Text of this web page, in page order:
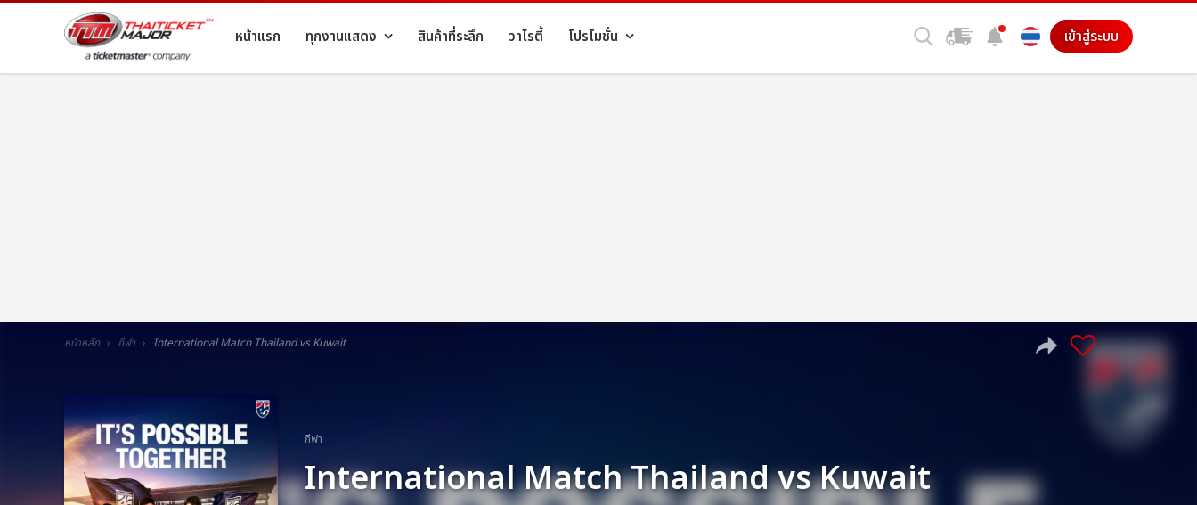
หน้าแรก ทุกงานแสดง สินค้าที่ระลึก วาไรตี้ โปรโมชั่น เข้าสู่ระบบ
หน้าหลัก กีฬา International Match Thailand vs Kuwait
กีฬา
International Match Thailand vs Kuwait